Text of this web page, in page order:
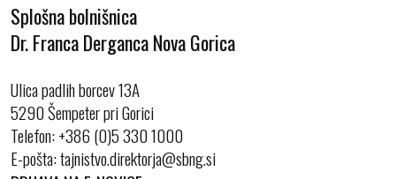
Splošna bolnišnica
Dr. Franca Derganca Nova Gorica
Ulica padlih borcev 13A
5290 Šempeter pri Gorici
Telefon:+386 (0)5 330 1000
E-pošta: